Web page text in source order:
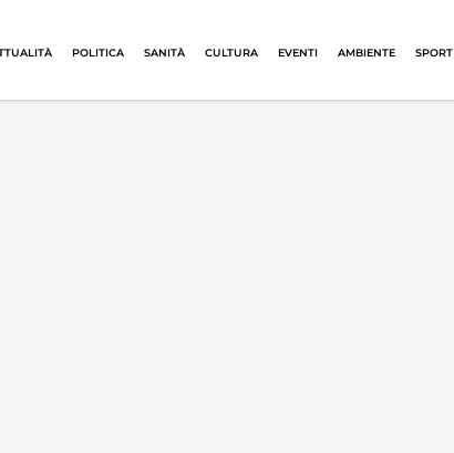
POLITICA SANITÀ CULTURA EVENTI AMBIENTE SPORT